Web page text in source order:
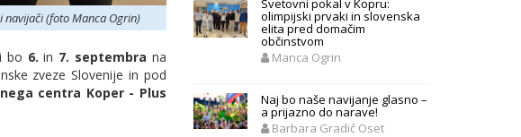
navijači (foto Manca Ogrin)
bo 6. in 7. septembra na
zveze Slovenije in pod
centra Koper - Plus
Svetovni pokal v Kopru:
olimpijski prvaki in slovenska
elita pred domačim
občinstvom
Manca Ogrin
Naj bo naše navijanje glasno –
a prijazno do narave!
Barbara Gradič Oset